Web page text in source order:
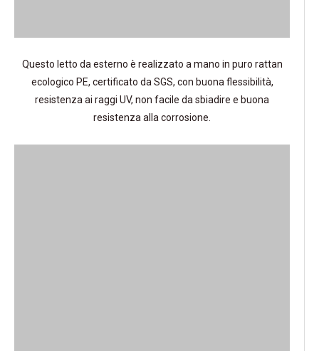
Questo letto da esterno è realizzato a mano in puro rattan
ecologico PE, certificato da SGS, con buona flessibilità,
resistenza ai raggi UV, non facile da sbiadire e buona
resistenza alla corrosione.